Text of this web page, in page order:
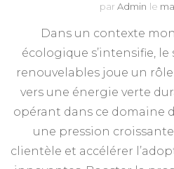
par Admin le
Dans un contexte
écologique s’intensifie,
renouvelables joue un
vers une énergie verte
opérant dans ce domaine
une pression
clientèle et accélérer